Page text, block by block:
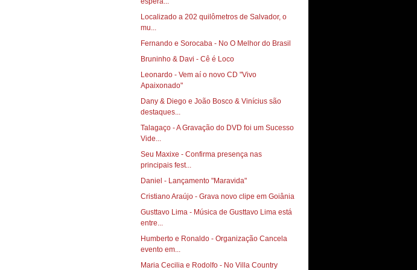
Localizado a 202 quilômetros de Salvador, o
mu...
Fernando e Sorocaba - No O Melhor do Brasil
Bruninho & Davi - Cê é Loco
Leonardo - Vem aí o novo CD "Vivo
Apaixonado"
Dany & Diego e João Bosco & Vinícius são
destaques...
Talagaço - A Gravação do DVD foi um Sucesso
Vide...
Seu Maxixe - Confirma presença nas
principais fest...
Daniel - Lançamento "Maravida"
Cristiano Araújo - Grava novo clipe em Goiânia
Gusttavo Lima - Música de Gusttavo Lima está
entre...
Humberto e Ronaldo - Organização Cancela
evento em...
Maria Cecilia e Rodolfo - No Villa Country